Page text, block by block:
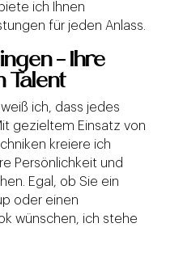
ich Ihnen
für jeden Anlass.
– Ihre
Talent
ich, dass jedes
gezieltem Einsatz von
kreiere ich
Persönlichkeit und
Egal, ob Sie ein
oder einen
wünschen, ich stehe